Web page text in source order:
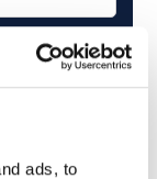
ads, to